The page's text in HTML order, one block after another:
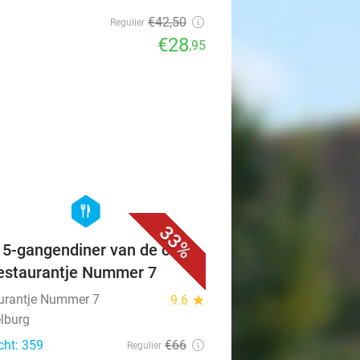
Regulier €42,50
€28,95
33%
hexagon
food
gangendiner van de chef
Nummer 7
Nummer 7 9.6 star
359
Regulier €66